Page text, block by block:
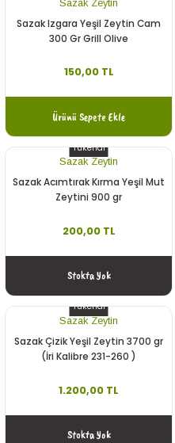
Sazak Zeytin
Sazak Izgara Yeşil Zeytin Cam
300 Gr Grill Olive
150,00 TL
Ürünü Sepete Ekle
Tükendi
Sazak Zeytin
Sazak Acımtırak Kırma Yeşil Mut
Zeytini 900 gr
200,00 TL
Stokta Yok
Tükendi
Sazak Zeytin
Sazak Çizik Yeşil Zeytin 3700 gr
(İri Kalibre 231-260 )
1.200,00 TL
Stokta Yok